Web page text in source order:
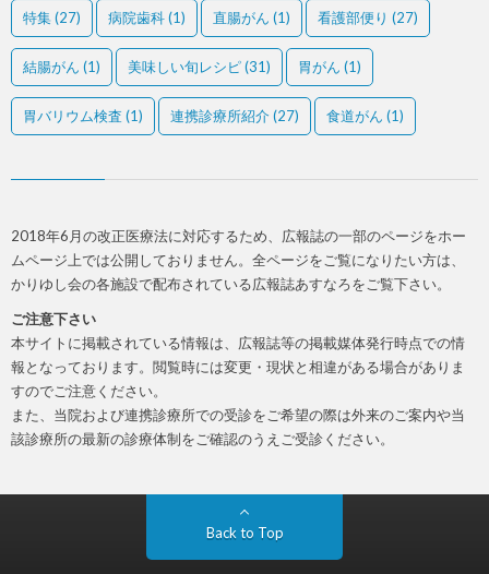
特集(27) 病院歯科(1) 直腸がん (1) 看護部便り (27)
結腸がん (1) 美味しい旬レシピ(31) 胃がん (1)
胃バリウム検査 (1) 連携診療所紹介(27) 食道がん (1)
2018年6月の改正医療法に対応するため、広報誌の一部のページをホー
ムページ上では公開しておりません。全ページをご覧になりたい方は、
かりゆし会の各施設で配布されている広報誌あすなろをご覧下さい。
ご注意下さい
本サイトに掲載されている情報は、広報誌等の掲載媒体発行時点での情
報となっております。閲覧時には変更・現状と相違がある場合がありま
すのでご注意ください。
また、当院および連携診療所での受診をご希望の際は外来のご案内や当
該診療所の最新の診療体制をご確認のうえご受診ください。
Back to Top